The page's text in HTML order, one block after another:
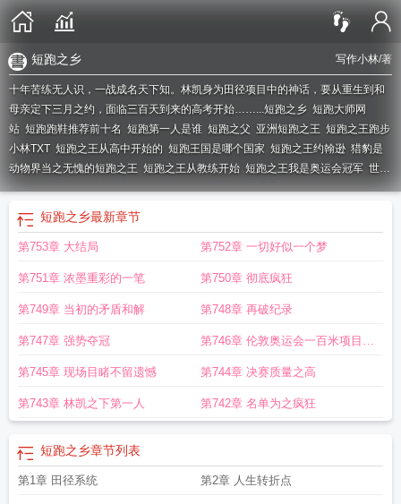
写作小林/著
短跑之乡
十年苦练无人识，一战成名天下知。林凯身为田径项目中的神话，要从重生到和
母亲定下三月之约，面临三百天到来的高考开始……...短跑之乡 短跑大师网
站 短跑跑鞋推荐前十名 短跑第一人是谁 短跑之父 亚洲短跑之王 短跑之王跑步
小林TXT 短跑之王从高中开始的 短跑王国是哪个国家 短跑之王约翰逊 猎豹是
动物界当之无愧的短跑之王 短跑之王从教练开始 短跑之王我是奥运会冠军 世界
短跑之王是谁你成为短跑之王短跑之王电视剧免费观看短跑之王动物短跑之
王快更笔趣阁
短跑之王小林
之王从高中开始的王者
录谁是短跑之王让你田径赛凑数 短跑之王顶点快更短跑大师短跑之王开局满
短跑之乡最新章节
第753章 大结局 第752章 一切好似一个梦
第751章 浓墨重彩的一笔 第750章 彻底疯狂
第749章 当初的矛盾和解 第748章 再破纪录
第747章 强势夺冠 第746章 伦敦奥运会一百米项目决
赛
第745章 现场目睹不留遗憾 第744章 决赛质量之高
第743章 林凯之下第一人 第742章 名单为之疯狂
短跑之乡章节列表
第1章 田径系统 第2章 人生转折点